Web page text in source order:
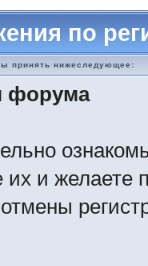
по
принять нижеследующее:
форума
и желаете